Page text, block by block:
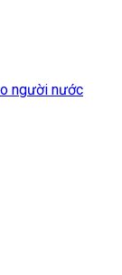
người nước